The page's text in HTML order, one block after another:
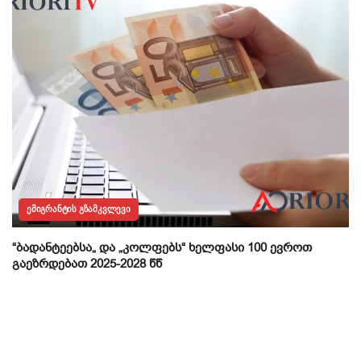
ᲔᲛᲘᲒᲠᲐᲜᲢᲘᲡ ᲒᲖᲐᲛᲙᲕᲚᲔᲕᲘ
“ბადანტეებსა„ და „კოლფებს“ ხელფასი 100 ევროთ
გაეზრდებათ 2025-2028 წწ